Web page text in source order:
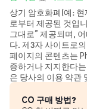
상기 암호화폐(예:
로부터 제공된 것입
그대로” 제공되며,
다. 제3자 사이트로
페이지의 콘텐츠는
증하거나 지지한다
은 당사의 이용 약관
CO 구매 방법?